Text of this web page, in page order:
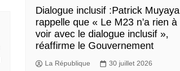
Dialogue inclusif :Patrick Muyaya
rappelle que « Le M23 n’a rien à
voir avec le dialogue inclusif »,
réaffirme le Gouvernement
La République 30 juillet 2026